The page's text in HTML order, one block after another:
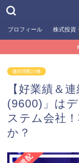
プロフィール 株式投資
連続増配の株
【好業績＆
(9600)」は
ステム会社
か？